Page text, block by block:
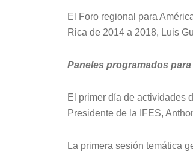
El Foro regional para
Rica de 2014 a 2018, Luis
Paneles programados
El primer día de actividades
Presidente de la IFES,
La primera sesión temática